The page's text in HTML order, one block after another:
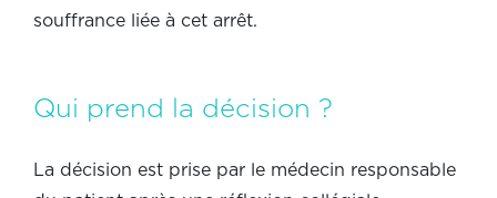
souffrance liée à cet arrêt.
Qui prend la décision ?
La décision est prise par le médecin responsable